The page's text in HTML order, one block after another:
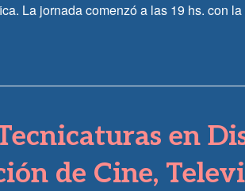
La jornada comenzó a las 19 hs. con
en
de Cine,